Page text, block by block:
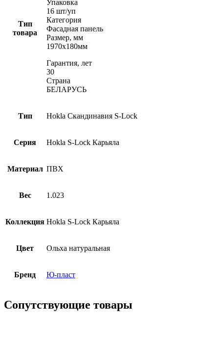
Тип
товара
Упаковка
16 шт/уп
Категория
Фасадная панель
Размер, мм
1970х180мм
Гарантия, лет
30
Страна
БЕЛАРУСЬ
Тип Hokla Скандинавия S-Lock
Серия Hokla S-Lock Карьяла
Материал ПВХ
Вес 1.023
Коллекция Hokla S-Lock Карьяла
Цвет Ольха натуральная
Бренд Ю-пласт
Сопутствующие товары